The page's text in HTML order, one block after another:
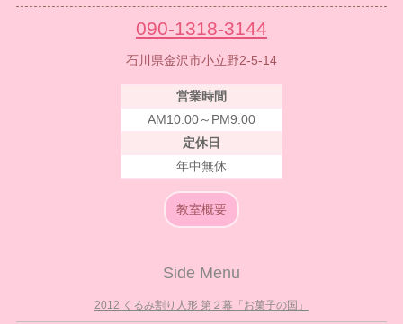
090-1318-3144
石川県金沢市小立野2-5-14
営業時間
AM10:00～PM9:00
定休日
年中無休
教室概要
Side Menu
2012 くるみ割り人形 第２幕「お菓子の国」